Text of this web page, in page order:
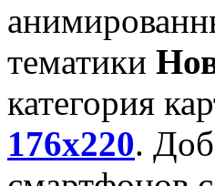
тематики
категория
176x220.